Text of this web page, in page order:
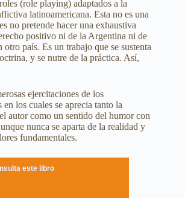
(role playing) adaptados a la
latinoamericana. Esta no es una
no pretende hacer una exhaustiva
positivo ni de la Argentina ni de
país. Es un trabajo que se sustenta
y se nutre de la práctica. Así,
ejercitaciones de los
los cuales se aprecia tanto la
autor como un sentido del humor con
nunca se aparta de la realidad y
fundamentales.
este libro